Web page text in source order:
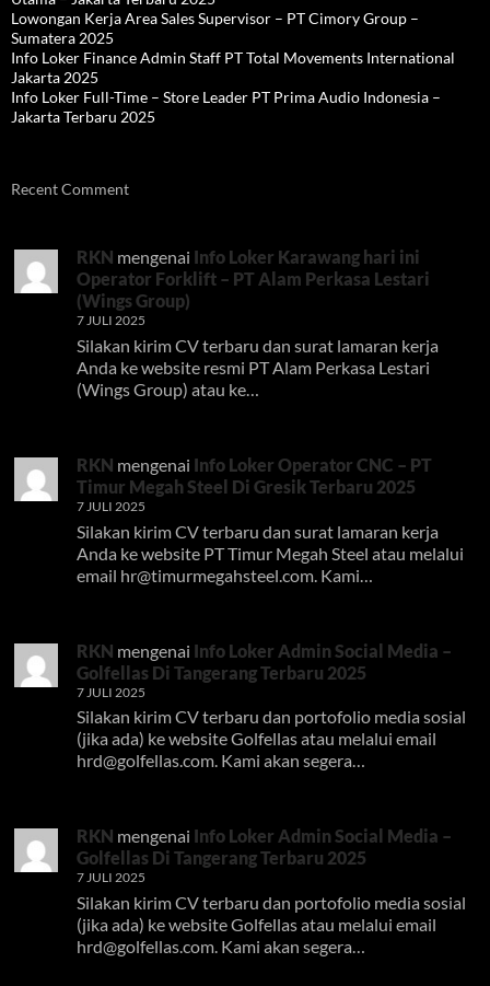
Lowongan Kerja Area Sales Supervisor – PT Cimory Group –
Sumatera 2025
Info Loker Finance Admin Staff PT Total Movements International
Jakarta 2025
Info Loker Full-Time – Store Leader PT Prima Audio Indonesia –
Jakarta Terbaru 2025
Recent Comment
RKN mengenai Info Loker Karawang hari ini
Operator Forklift – PT Alam Perkasa Lestari
(Wings Group)
7 JULI 2025
Silakan kirim CV terbaru dan surat lamaran kerja
Anda ke website resmi PT Alam Perkasa Lestari
(Wings Group) atau ke…
RKN mengenai Info Loker Operator CNC – PT
Timur Megah Steel Di Gresik Terbaru 2025
7 JULI 2025
Silakan kirim CV terbaru dan surat lamaran kerja
Anda ke website PT Timur Megah Steel atau melalui
email hr@timurmegahsteel.com . Kami…
RKN mengenai Info Loker Admin Social Media –
Golfellas Di Tangerang Terbaru 2025
7 JULI 2025
Silakan kirim CV terbaru dan portofolio media sosial
(jika ada) ke website Golfellas atau melalui email
hrd@golfellas.com. Kami akan segera…
RKN mengenai Info Loker Admin Social Media –
Golfellas Di Tangerang Terbaru 2025
7 JULI 2025
Silakan kirim CV terbaru dan portofolio media sosial
(jika ada) ke website Golfellas atau melalui email
hrd@golfellas.com. Kami akan segera…